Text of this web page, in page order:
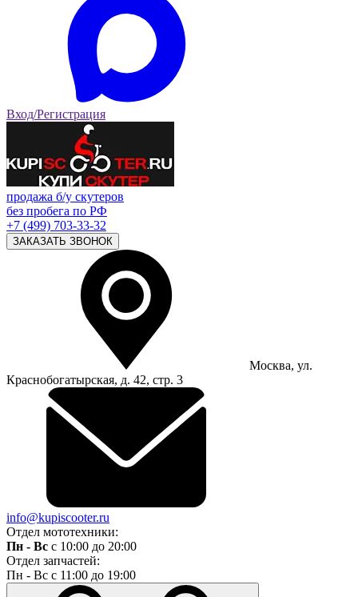
Вход/Регистрация
продажа б/у скутеров
без пробега по РФ
+7 (499) 703-33-32
ЗАКАЗАТЬ ЗВОНОК
Москва, ул.
Краснобогатырская, д. 42, стр. 3
info@kupiscooter.ru
Отдел мототехники:
Пн - Вс с 10:00 до 20:00
Отдел запчастей:
Пн - Вс с 11:00 до 19:00